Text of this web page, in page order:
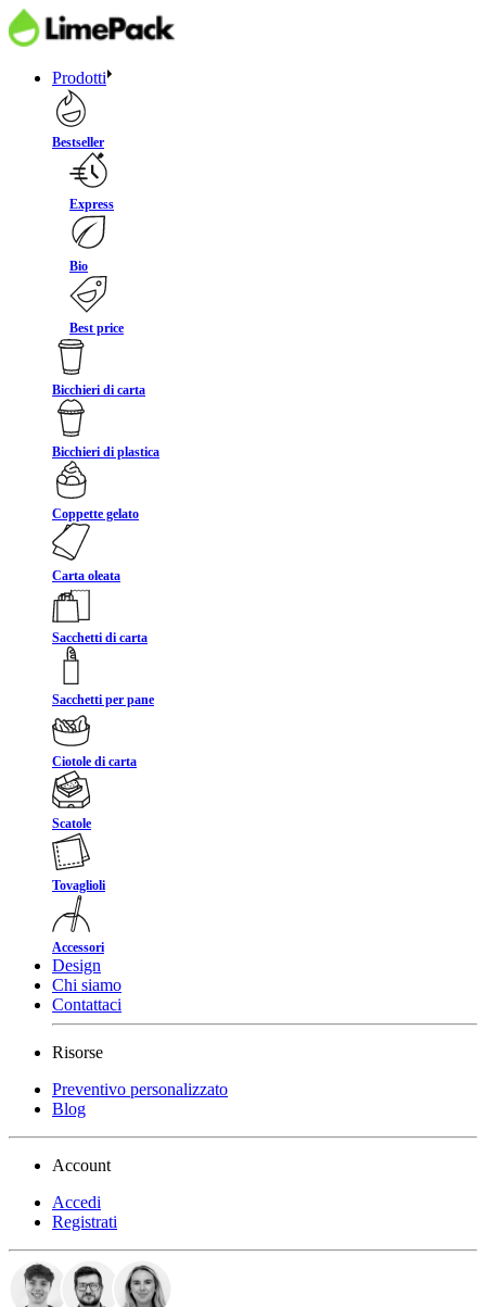
Prodotti
Bestseller
Express
Bio
Best price
Bicchieri di carta
Bicchieri di plastica
Coppette gelato
Carta oleata
Sacchetti di carta
Sacchetti per pane
Ciotole di carta
Scatole
Tovaglioli
Accessori
Design
Chi siamo
Contattaci
Risorse
Preventivo personalizzato
Blog
Account
Accedi
Registrati